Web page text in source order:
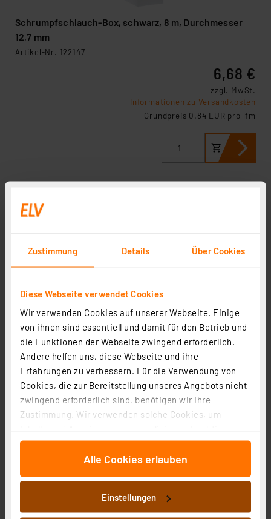
Zustimmung Details Über Cookies
Diese Webseite verwendet Cookies
Wir verwenden Cookies auf unserer Webseite. Einige
von ihnen sind essentiell und damit für den Betrieb und
die Funktionen der Webseite zwingend erforderlich.
Andere helfen uns, diese Webseite und ihre
Erfahrungen zu verbessern. Für die Verwendung von
Cookies, die zur Bereitstellung unseres Angebots nicht
zwingend erforderlich sind, benötigen wir Ihre
Zustimmung. Wir verwenden solche Cookies, um
für soziale Medien anbieten zu können und die Zugriffe
auf unsere Website zu analysieren. Außerdem geben
an unsere Partner für soziale Medien, Werbung und
Analysen weiter. Unsere Partner führen diese
Informationen möglicherweise mit weiteren Daten
Alle Cookies erlauben
Einstellungen
Schrumpfschlauch-Box, schwarz, 8 m, Durchmesser
12,7 mm
Artikel-Nr. 122147
6,68 €
zzgl. MwSt.
Informationen zu Versandkosten
Grundpreis 0.84 EUR pro lfm
Delock 100-tlg. Schrumpfschlauch-Sortiment, schwarz
Artikel-Nr. 122747
2 (1)
4,19 €
Informationen zu Versandkosten